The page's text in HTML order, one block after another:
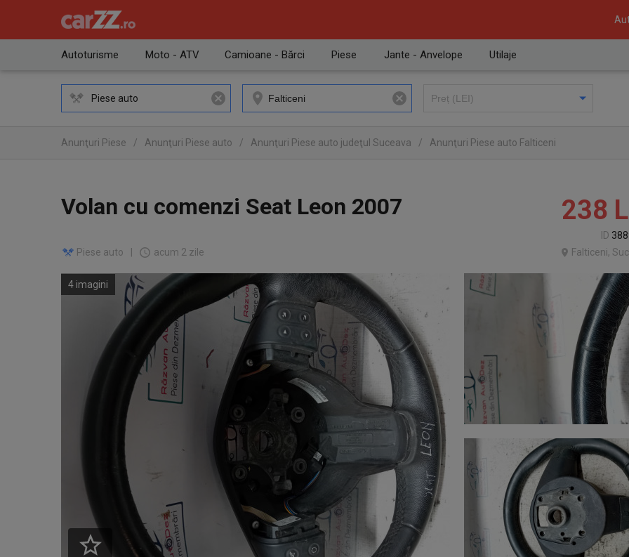
Autoturisme Moto - ATV Camioane - Bărci Piese Jante - Anvelope Utilaje
Piese auto
Anunţuri Piese / Anunţuri Piese auto / Anunţuri Piese auto judeţul Suceava / Anunţuri Piese auto Falticeni
Volan cu comenzi Seat Leon 2007 238
ID
Piese auto
acum 2 zile Falticeni,
4 imagini